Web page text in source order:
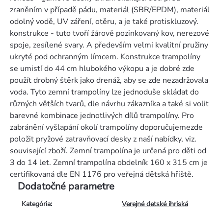
zraněním v případě pádu, materiál (SBR/EPDM), materiál
odolný vodě, UV záření, otěru, a je také protiskluzový.
konstrukce - tuto tvoří žárově pozinkovaný kov, nerezové
spoje, zesílené svary. A především velmi kvalitní pružiny
ukryté pod ochranným límcem. Konstrukce trampolíny
se umistí do 44 cm hlubokého výkopu a je dobré zde
použít drobný štěrk jako drenáž, aby se zde nezadržovala
voda. Tyto zemní trampolíny lze jednoduše skládat do
různých větších tvarů, dle návrhu zákazníka a také si volit
barevné kombinace jednotlivých dílů trampolíny. Pro
zabránění vyšlapání okolí trampolíny doporučujemezde
položit pryžové zatravňovací desky z naší nabídky, viz.
související zboží. Zemní trampolína je určená pro děti od
3 do 14 let. Zemní trampolína obdelník 160 x 315 cm je
certifikovaná dle EN 1176 pro veřejná dětská hřiště.
Dodatočné parametre
Kategória: Verejné detské ihriská